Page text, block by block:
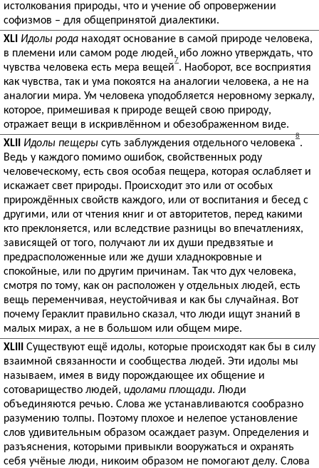
истолкования природы, что и учение об опровержении
софизмов – для общепринятой диалектики.
XLI Идолы рода находят основание в самой природе человека,
в племени или самом роде людей, ибо ложно утверждать, что
чувства человека есть мера вещей
7
. Наоборот, все восприятия
как чувства, так и ума покоятся на аналогии человека, а не на
аналогии мира. Ум человека уподобляется неровному зеркалу,
которое, примешивая к природе вещей свою природу,
отражает вещи в искривлённом и обезображенном виде.
XLII
Идолы пещеры суть заблуждения отдельного человека
8
.
Ведь у каждого помимо ошибок, свойственных роду
человеческому, есть своя особая пещера, которая ослабляет и
искажает свет природы. Происходит это или от особых
прирождённых свойств каждого, или от воспитания и бесед с
другими, или от чтения книг и от авторитетов, перед какими
кто преклоняется, или вследствие разницы во впечатлениях,
зависящей от того, получают ли их души предвзятые и
предрасположенные или же души хладнокровные и
спокойные, или по другим причинам. Так что дух человека,
смотря по тому, как он расположен у отдельных людей, есть
вещь переменчивая, неустойчивая и как бы случайная. Вот
почему Гераклит правильно сказал, что люди ищут знаний в
малых мирах, а не в большом или общем мире.
XLIII
Существуют ещё идолы, которые происходят как бы в силу
взаимной связанности и сообщества людей. Эти идолы мы
называем, имея в виду порождающее их общение и
сотоварищество людей, идолами площади. Люди
объединяются речью. Слова же устанавливаются сообразно
разумению толпы. Поэтому плохое и нелепое установление
слов удивительным образом осаждает разум. Определения и
разъяснения, которыми привыкли вооружаться и охранять
себя учёные люди, никоим образом не помогают делу. Слова